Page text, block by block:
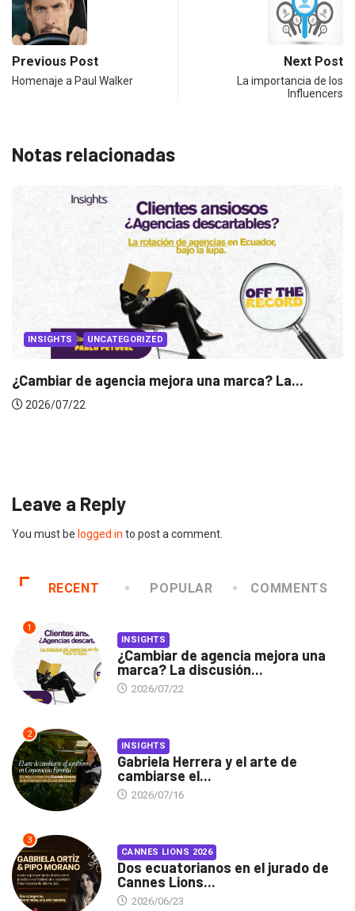
Previous Post
Homenaje a Paul Walker
Next Post
La importancia de los
Influencers
Notas relacionadas
La... INSIGHTS
Leave a Reply
You must be logged in to post a comment.
RECENT POPULAR COMMENTS
1
INSIGHTS
¿Cambiar de agencia mejora una
marca? La discusión...
2026/07/22
2
INSIGHTS
Gabriela Herrera y el arte de
cambiarse el...
2026/07/16
3
CANNES LIONS 2026
Dos ecuatorianos en el jurado de
Cannes Lions...
2026/06/23